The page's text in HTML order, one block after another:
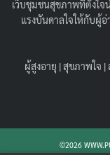
for:
แอปริคอต คือ อะ
แอปริคอท คือสีอะไ
กินหรือไม่ กินแบบ
เว็บชุมชนสุขภาพที่ตั้งใจ
แรงบันดาลใจให้กับผู้
ผู้สูงอายุ |สุขภาพใจ |
©2026